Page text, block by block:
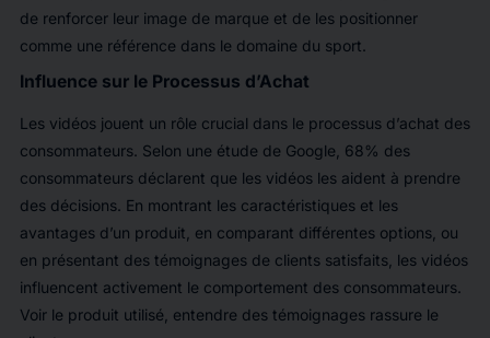
de renforcer leur image de marque et de les positionner
comme une référence dans le domaine du sport.
Influence sur le Processus d’Achat
Les vidéos jouent un rôle crucial dans le processus d’achat des
consommateurs. Selon une étude de Google, 68% des
consommateurs déclarent que les vidéos les aident à prendre
des décisions. En montrant les caractéristiques et les
avantages d’un produit, en comparant différentes options, ou
en présentant des témoignages de clients satisfaits, les vidéos
influencent activement le comportement des consommateurs.
Voir le produit utilisé, entendre des témoignages rassure le